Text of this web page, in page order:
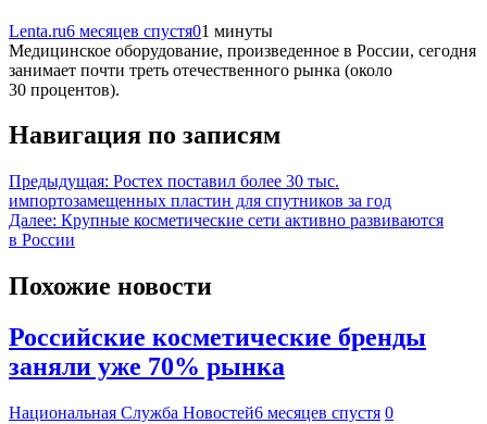
Lenta.ru6 месяцев спустя01 минуты
Медицинское оборудование, произведенное в России, сегодня
занимает почти треть отечественного рынка (около
30 процентов).
Навигация по записям
Предыдущая: Ростех поставил более 30 тыс.
импортозамещенных пластин для спутников за год
Далее: Крупные косметические сети активно развиваются
в России
Похожие новости
Российские косметические бренды
заняли уже 70% рынка
Национальная Служба Новостей6 месяцев спустя 0